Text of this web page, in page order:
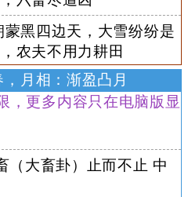
黑四边天，大雪纷纷是
农夫不用力耕田
月相：渐盈凸月
，更多内容只在电脑版显
（大畜卦）止而不止 中